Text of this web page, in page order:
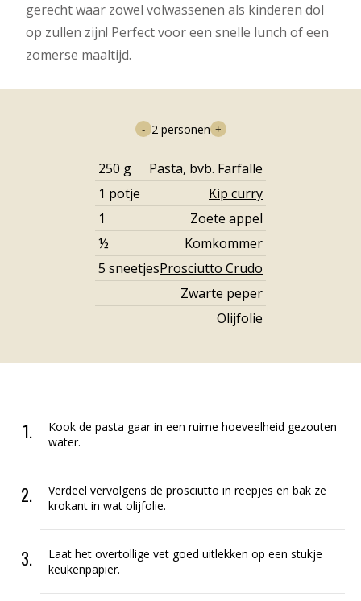
gerecht waar zowel volwassenen als kinderen dol
op zullen zijn! Perfect voor een snelle lunch of een
zomerse maaltijd.
- 2 personen +
250 g
Pasta, bvb. Farfalle
1 potje
Kip curry
1
Zoete appel
½
Komkommer
5 sneetjesProsciutto Crudo
Zwarte peper
Olijfolie
Kook de pasta gaar in een ruime hoeveelheid gezouten
water.
Verdeel vervolgens de prosciutto in reepjes en bak ze
krokant in wat olijfolie.
Laat het overtollige vet goed uitlekken op een stukje
keukenpapier.